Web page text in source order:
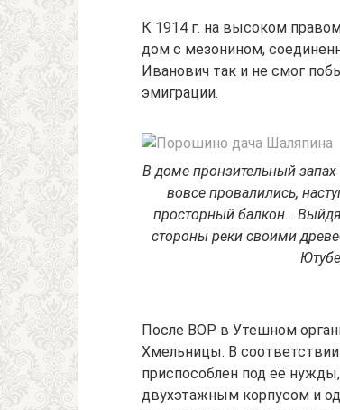
К 1914 г. на высоком
дом с мезонином,
Иванович так и не смог
эмиграции.
В доме пронзительный
вовсе провалились,
просторный балкон… Выйдя
стороны реки своими
После ВОР в Утешном
Хмельницы. В
приспособлен под её
двухэтажным корпусом и